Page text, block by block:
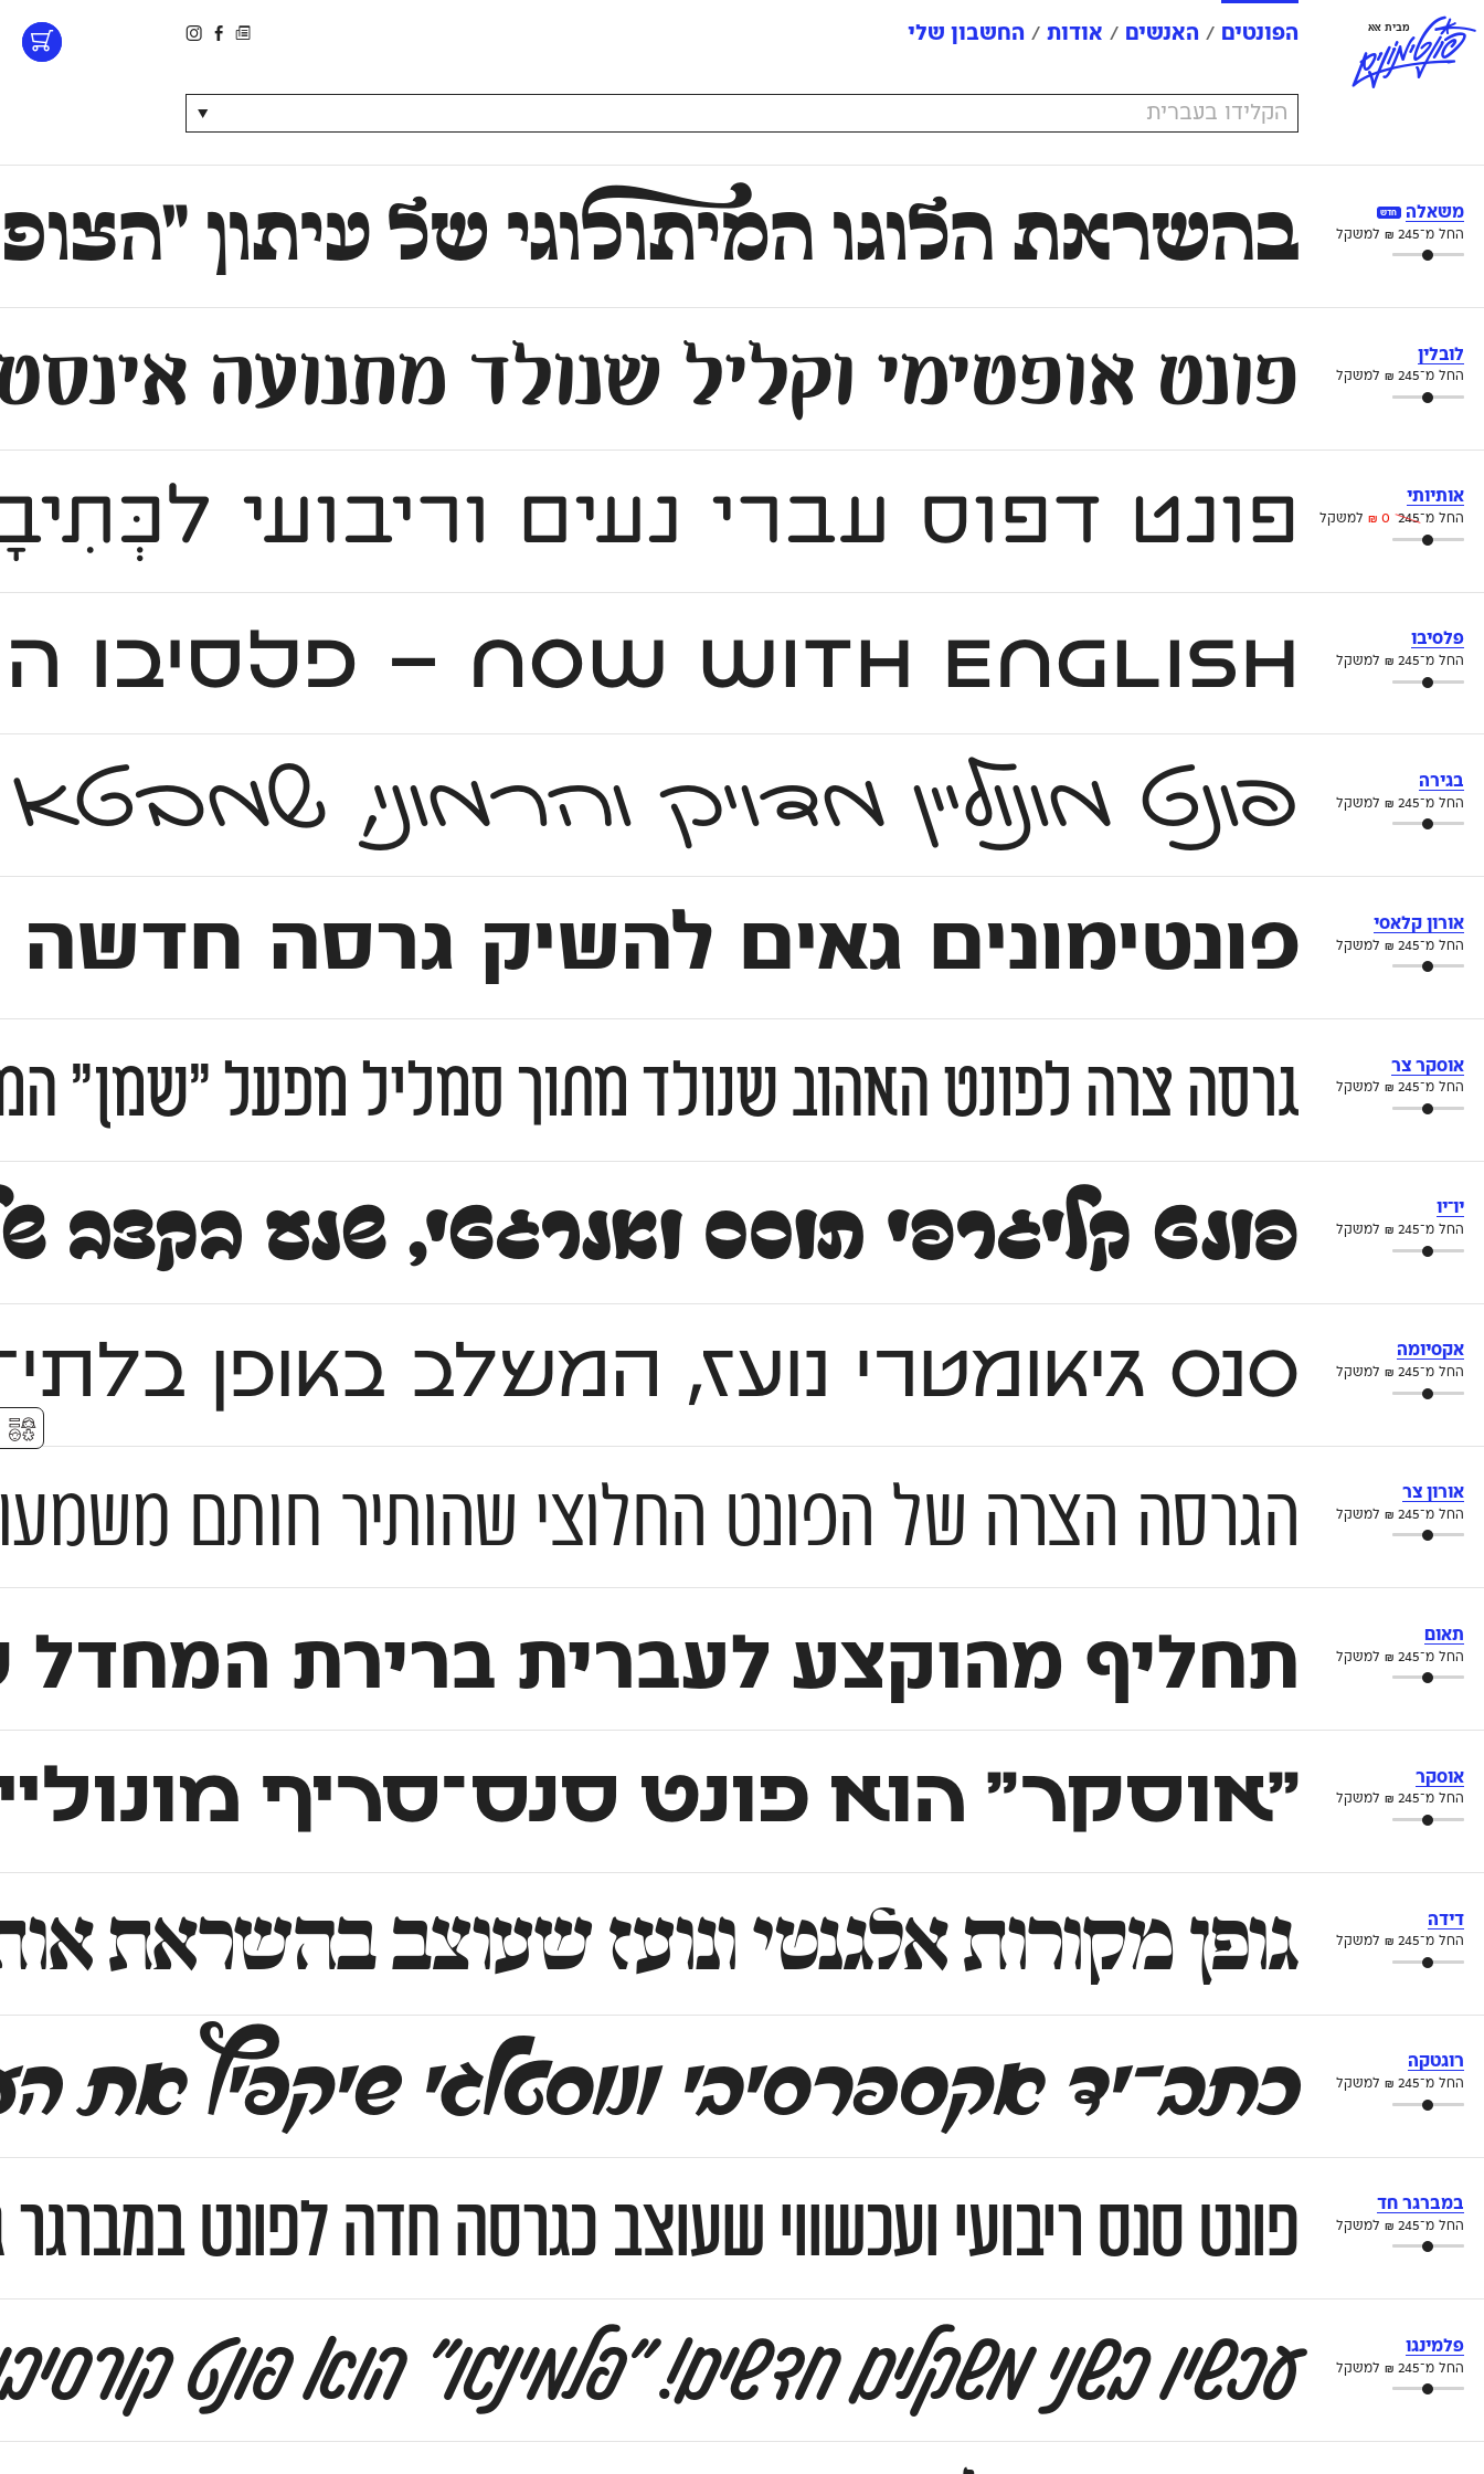
פונטימוניםמבית אאא הפונטים האנשים אודות החשבון שלי
▼
משאלה חדש
החל מ־245
₪ למשקל בהשראת הלוגו המיתולוגי של עיתון
לובלין
החל מ־245
₪ למשקל פונט אופטימי וקליל שנולד מתנועה
אותיותי
החל מ־245
0
₪למשקל פונט דפוס עברי נעים וריבועי
פלסיבו
החל מ־245
₪ למשקל Now with English – פלסיבו הוא פונט סנס מוחצן ועדכני בעל צורניות מפתיעה עם קריצה ליסודות ושורשים ארץ ישראליים חלוציים.
בגירה
החל מ־245
₪ למשקל פונט מונוליין מדויק והרמוני,
אורון קלאסי
החל מ־245
₪ למשקל פונטימונים גאים להשיק גרסה חדשה לפונט
אוסקר צר
החל מ־245
₪ למשקל גרסה צרה לפונט האהוב שנולד מתוך סמליל מפעל ״שמן״
יו־יו
החל מ־245
₪ למשקל פונט קליגרפי תוסס ואנרגטי, שנע בקצב
אקסיומה
החל מ־245
₪ למשקל סנס גיאומטרי נועז, המשלב באופן
אורון צר
החל מ־245
₪ למשקל הגרסה הצרה של הפונט החלוצי שהותיר חותם משמעותי על עולם
תאום
החל מ־245
₪ למשקל תחליף מהוקצע לעברית ברירת
אוסקר
החל מ־245
₪ למשקל ״אוסקר״ הוא פונט סנס־סריף
דידה
החל מ־245
₪ למשקל גופן מקורות אלגנטי ונועז שעוצב בהשראת אותיות לטיניות מהסגנון
רוגטקה
החל מ־245
₪ למשקל כתב־יד אקספרסיבי ונוסטלגי שיקפיץ את העיצובים שלכם למחוזות חדשים. פונט רוגטקה
במברגר חד
החל מ־245
₪ למשקל פונט סנס ריבועי ועכשווי שעוצב כגרסה חדה לפונט
פלמינגו
החל מ־245
₪ למשקל עכשיו בשני משקלים חדשים! ״פלמינגו״ הוא פונט
⚥︎